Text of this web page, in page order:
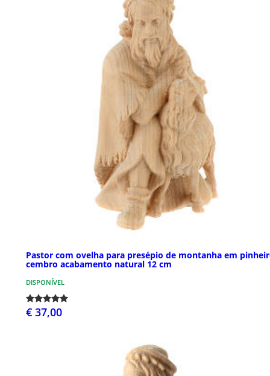
Pastor com ovelha para presépio de montanha em
cembro acabamento natural 12 cm
DISPONÍVEL
€ 37,00